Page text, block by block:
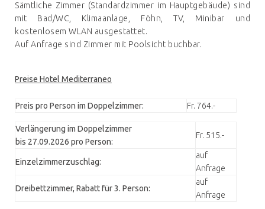
Sämtliche Zimmer (Standardzimmer im Hauptgebäude) sind
mit Bad/WC, Klimaanlage, Föhn, TV, Minibar und
kostenlosem WLAN ausgestattet.
Auf Anfrage sind Zimmer mit Poolsicht buchbar.
Preise Hotel Mediterraneo
Preis pro Person im Doppelzimmer: Fr. 764.-
Verlängerung im Doppelzimmer
bis 27.09.2026 pro Person:
Fr. 515.-
Einzelzimmerzuschlag:
auf
Anfrage
Dreibettzimmer, Rabatt für 3. Person:
auf
Anfrage